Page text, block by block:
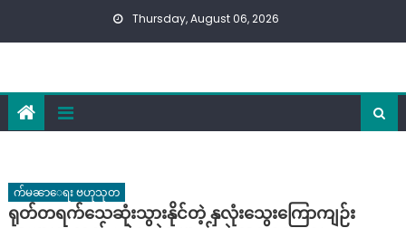
Thursday, August 06, 2026
က်မၼာေရး ဗဟုသုတ
ရုတ်တရက်သေဆုံးသွားနိုင်တဲ့ နှလုံးသွေးကြောကျဉ်း